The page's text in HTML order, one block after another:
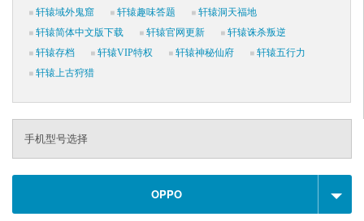
轩辕域外鬼窟
轩辕趣味答题
轩辕洞天福地
轩辕简体中文版下载
轩辕官网更新
轩辕诛杀叛逆
轩辕存档
轩辕VIP特权 轩辕神秘仙府
轩辕五行力
轩辕上古狩猎
手机型号选择
OPPO